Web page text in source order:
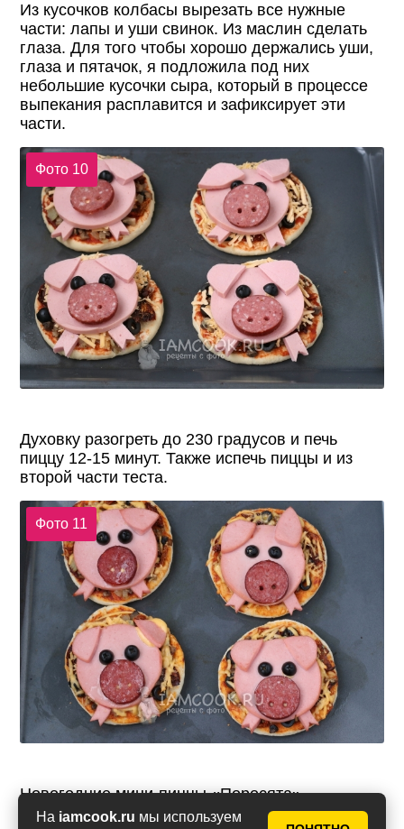
На iamcook.ru мы используем
Из кусочков колбасы вырезать все нужные
части: лапы и уши свинок. Из маслин сделать
глаза. Для того чтобы хорошо держались уши,
глаза и пятачок, я подложила под них
небольшие кусочки сыра, который в процессе
выпекания расплавится и зафиксирует эти
части.
Фото 10
Духовку разогреть до 230 градусов и печь
пиццу 12-15 минут. Также испечь пиццы и из
второй части теста.
Фото 11
Новогодние мини-пиццы «Поросята»
получаются очень вкусными даже в холодном